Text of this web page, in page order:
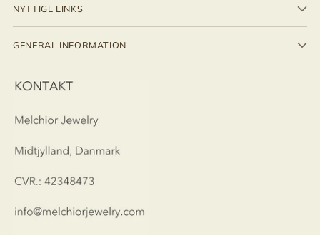
NYTTIGE LINKS
GENERAL INFORMATION